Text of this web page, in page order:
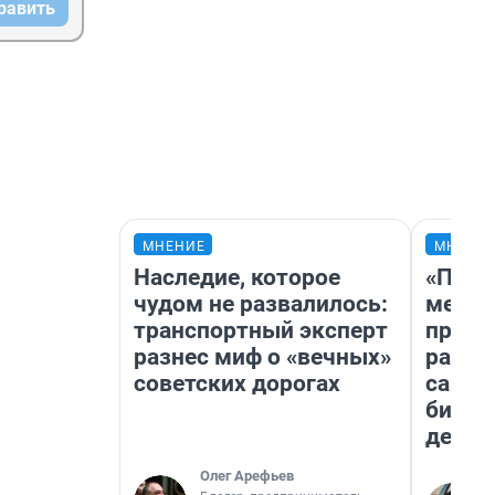
МНЕНИЕ
Наследие, которое
чудом не развалилось:
транспортный эксперт
разнес миф о «вечных»
советских дорогах
Олег Арефьев